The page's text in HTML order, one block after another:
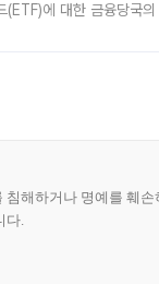
(ETF)에 대한 금융당국